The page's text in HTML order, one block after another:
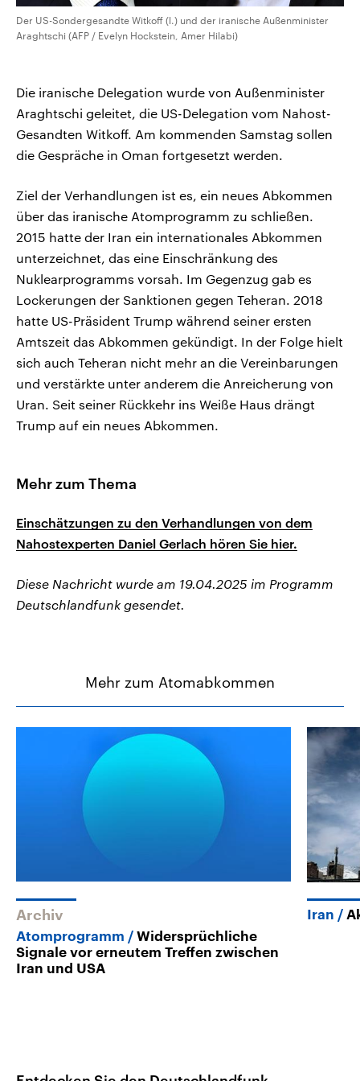
Der US-Sondergesandte Witkoff (l.) und der iranische Außenminister
Araghtschi (AFP / Evelyn Hockstein, Amer Hilabi)
Die iranische Delegation wurde von Außenminister
Araghtschi geleitet, die US-Delegation vom Nahost-
Gesandten Witkoff. Am kommenden Samstag sollen
die Gespräche in Oman fortgesetzt werden.
Ziel der Verhandlungen ist es, ein neues Abkommen
über das iranische Atomprogramm zu schließen.
2015 hatte der Iran ein internationales Abkommen
unterzeichnet, das eine Einschränkung des
Nuklearprogramms vorsah. Im Gegenzug gab es
Lockerungen der Sanktionen gegen Teheran. 2018
hatte US-Präsident Trump während seiner ersten
Amtszeit das Abkommen gekündigt. In der Folge hielt
sich auch Teheran nicht mehr an die Vereinbarungen
und verstärkte unter anderem die Anreicherung von
Uran. Seit seiner Rückkehr ins Weiße Haus drängt
Trump auf ein neues Abkommen.
Mehr zum Thema
Einschätzungen zu den Verhandlungen von dem
Nahostexperten Daniel Gerlach hören Sie hier.
Diese Nachricht wurde am 19.04.2025 im Programm
Deutschlandfunk gesendet.
Mehr zum Atomabkommen
Archiv
Atomprogramm
Widersprüchliche
Signale vor erneutem Treffen zwischen
Iran und USA
Iran